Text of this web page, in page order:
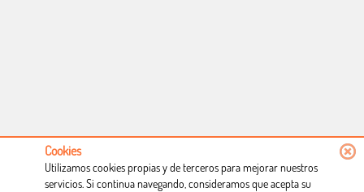
Cookies
Utilizamos cookies propias y de terceros para mejorar nuestros
servicios. Si continua navegando, consideramos que acepta su